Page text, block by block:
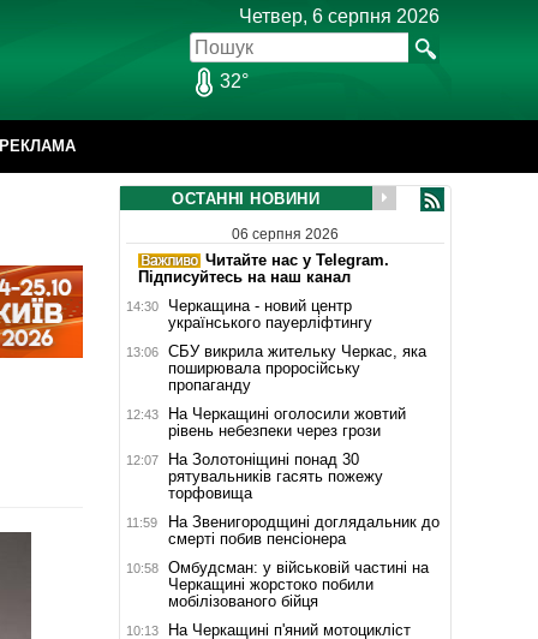
Четвер, 6 серпня 2026
32°
РЕКЛАМА
ОСТАННІ НОВИНИ
06 серпня 2026
Читайте нас у Telegram.
Підписуйтесь на наш канал
14:30
Черкащина - новий центр
українського пауерліфтингу
13:06
СБУ викрила жительку Черкас, яка
поширювала проросійську
пропаганду
12:43
На Черкащині оголосили жовтий
рівень небезпеки через грози
12:07
На Золотоніщині понад 30
рятувальників гасять пожежу
торфовища
11:59
На Звенигородщині доглядальник до
смерті побив пенсіонера
10:58
Омбудсман: у військовій частині на
Черкащині жорстоко побили
мобілізованого бійця
10:13
На Черкащині п'яний мотоцикліст